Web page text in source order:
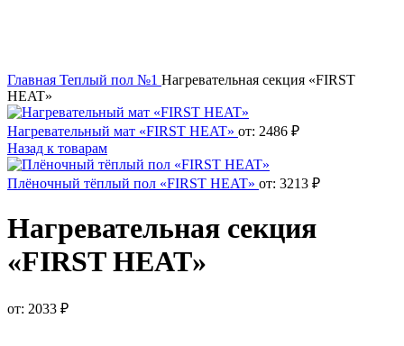
Главная Теплый пол №1 Нагревательная секция «FIRST
HEAT»
Нагревательный мат «FIRST HEAT» от: 2486 ₽
Назад к товарам
Плёночный тёплый пол «FIRST HEAT» от: 3213 ₽
Нагревательная секция
«FIRST HEAT»
от: 2033 ₽